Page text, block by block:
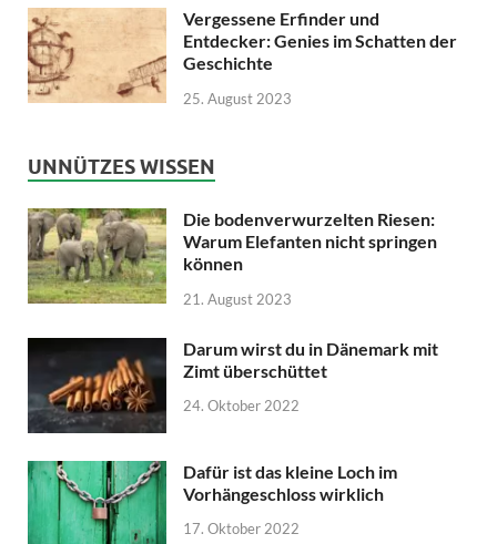
Vergessene Erfinder und
Entdecker: Genies im Schatten der
Geschichte
25. August 2023
UNNÜTZES WISSEN
Die bodenverwurzelten Riesen:
Warum Elefanten nicht springen
können
21. August 2023
Darum wirst du in Dänemark mit
Zimt überschüttet
24. Oktober 2022
Dafür ist das kleine Loch im
Vorhängeschloss wirklich
17. Oktober 2022